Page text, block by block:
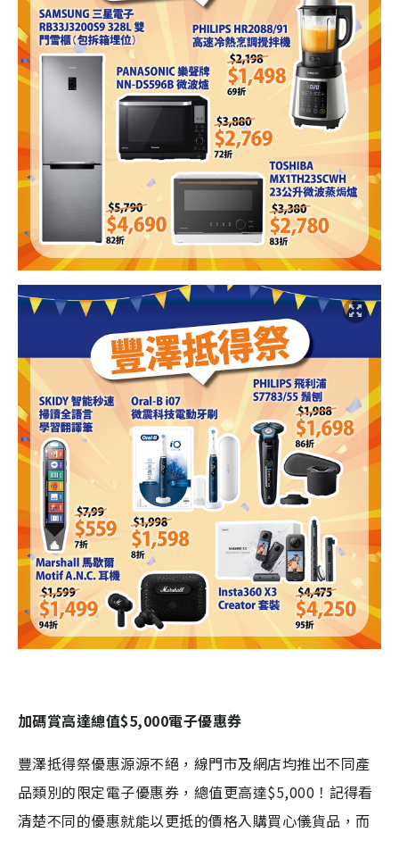
加碼賞高達總值$5,000電子優惠券
豐澤抵得祭優惠源源不絕，線門市及網店均推出不同產
品類別的限定電子優惠券，總值更高達$5,000！記得看
清楚不同的優惠就能以更抵的價格入購買心儀貨品，而